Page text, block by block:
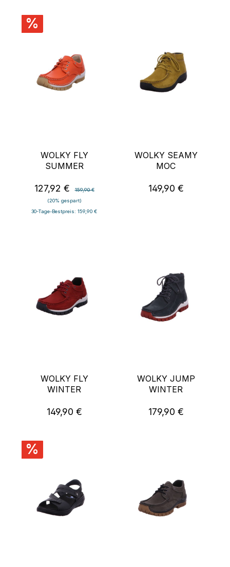
%
WOLKY FLY
SUMMER
Verkaufspreis:
127,92 €
159,90 €
(20% gespart)
30-Tage-Bestpreis: 159,90 €
WOLKY SEAMY
MOC
Regulärer Preis:
149,90 €
WOLKY FLY
WINTER
Regulärer Preis:
149,90 €
WOLKY JUMP
WINTER
Regulärer Preis:
179,90 €
%